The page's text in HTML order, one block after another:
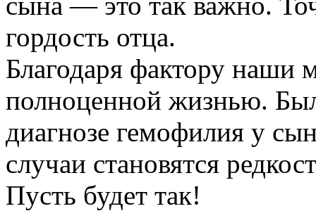
гордость отца.
Благодаря фактору наши
полноценной жизнью.
диагнозе гемофилия у
случаи становятся
Пусть будет так!